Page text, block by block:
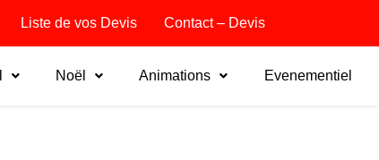
Liste de vos Devis Contact – Devis
Noël Animations Evenementiel